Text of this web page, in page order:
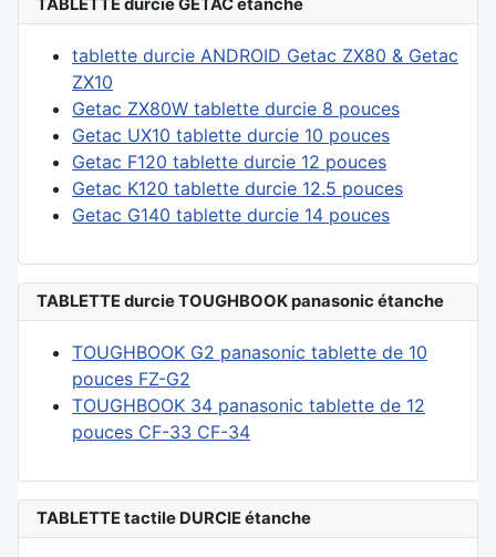
TABLETTE durcie GETAC étanche
tablette durcie ANDROID Getac ZX80 & Getac
ZX10
Getac ZX80W tablette durcie 8 pouces
Getac UX10 tablette durcie 10 pouces
Getac F120 tablette durcie 12 pouces
Getac K120 tablette durcie 12.5 pouces
Getac G140 tablette durcie 14 pouces
TABLETTE durcie TOUGHBOOK panasonic étanche
TOUGHBOOK G2 panasonic tablette de 10
pouces FZ-G2
TOUGHBOOK 34 panasonic tablette de 12
pouces CF-33 CF-34
TABLETTE tactile DURCIE étanche